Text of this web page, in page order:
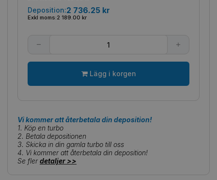
Deposition:2 736.25 kr
Exkl moms:2 189.00 kr
Lägg i korgen
Vi kommer att återbetala din deposition!
1. Köp en turbo
2. Betala depositionen
3. Skicka in din gamla turbo till oss
4. Vi kommer att återbetala din deposition!
Se flerdetaljer >>